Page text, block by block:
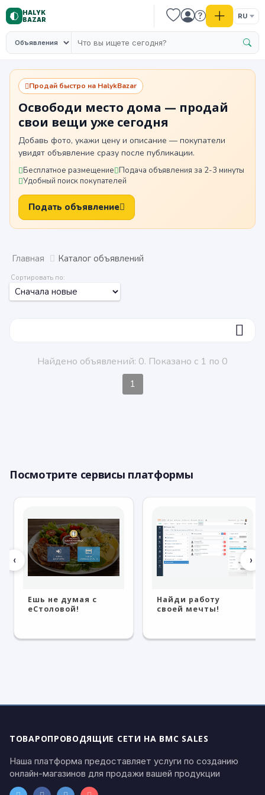
HALYK
BAZAR
RU
Продай быстро на HalykBazar
Освободи место дома — продай
свои вещи уже сегодня
Добавь фото, укажи цену и описание — покупатели
увидят объявление сразу после публикации.
Бесплатное размещение Подача объявления за 2-3 минуты
Удобный поиск покупателей
Подать объявление
Главная Каталог объявлений
Сортировать по:
Найдено объявлений: 0. Показано с 1 по 0
1
Посмотрите сервисы платформы
‹
Ешь не думая с
eСтоловой!
Найди работу
своей мечты!
›
ТОВАРОПРОВОДЯЩИЕ СЕТИ НА BMC SALES
Наша платформа предоставляет услуги по созданию
онлайн-магазинов для продажи вашей продукции